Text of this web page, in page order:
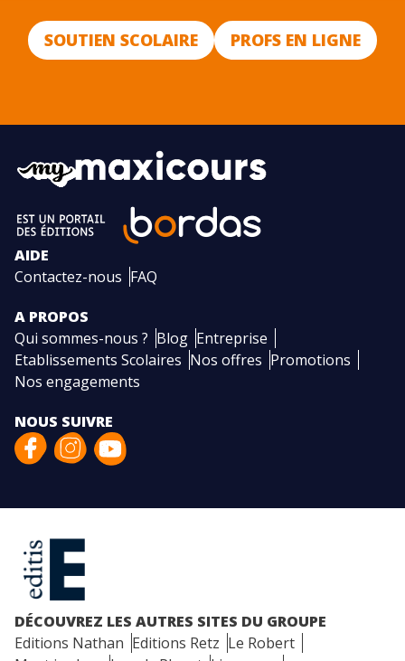
SOUTIEN SCOLAIRE PROFS EN LIGNE
AIDE
Contactez-nous FAQ
A PROPOS
Qui sommes-nous ? Blog Entreprise
Etablissements Scolaires Nos offres Promotions
Nos engagements
NOUS SUIVRE
DÉCOUVREZ LES AUTRES SITES DU GROUPE
Editions Nathan Editions Retz Le Robert